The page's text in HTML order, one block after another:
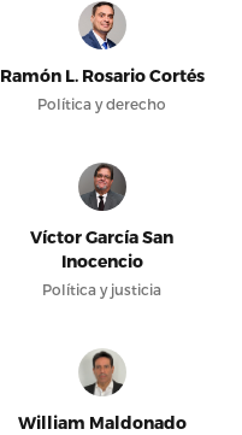
Ramón L. Rosario Cortés
Política y derecho
Víctor García San
Inocencio
Política y justicia
William Maldonado